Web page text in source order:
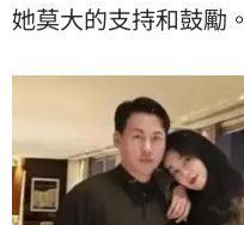
她莫大的支持和鼓勵。